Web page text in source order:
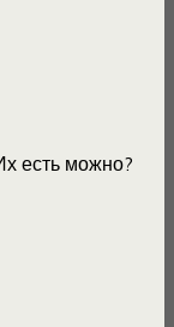
есть можно?